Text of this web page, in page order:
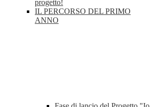
progetto!
IL PERCORSO DEL PRIMO
ANNO